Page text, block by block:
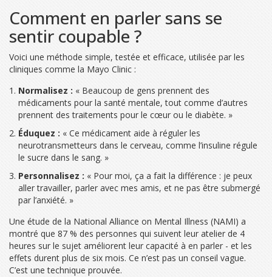
Comment en parler sans se
sentir coupable ?
Voici une méthode simple, testée et efficace, utilisée par les
cliniques comme la Mayo Clinic :
Normalisez : « Beaucoup de gens prennent des
médicaments pour la santé mentale, tout comme d’autres
prennent des traitements pour le cœur ou le diabète. »
Éduquez : « Ce médicament aide à réguler les
neurotransmetteurs dans le cerveau, comme l’insuline régule
le sucre dans le sang. »
Personnalisez : « Pour moi, ça a fait la différence : je peux
aller travailler, parler avec mes amis, et ne pas être submergé
par l’anxiété. »
Une étude de la National Alliance on Mental Illness (NAMI) a
montré que 87 % des personnes qui suivent leur atelier de 4
heures sur le sujet améliorent leur capacité à en parler - et les
effets durent plus de six mois. Ce n’est pas un conseil vague.
C’est une technique prouvée.